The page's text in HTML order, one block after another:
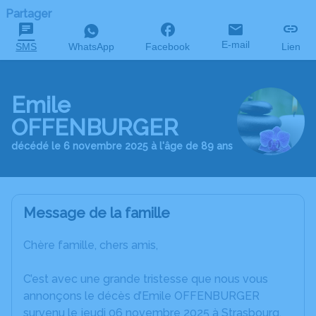
Partager
SMS WhatsApp Facebook E-mail Lien
Emile
OFFENBURGER
décédé le 6 novembre 2025 à l'âge de 89 ans
Message de la famille
Chère famille, chers amis,
C’est avec une grande tristesse que nous vous
annonçons le décès d’Emile OFFENBURGER
survenu le jeudi 06 novembre 2025 à Strasbourg.